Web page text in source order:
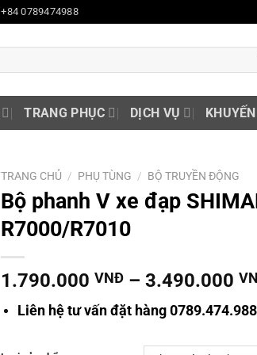
+84 0789474988
TRANG PHỤC DỊCH VỤ
TRANG CHỦ / PHỤ TÙNG / BỘ TRUYỀN ĐỘNG
Bộ phanh V xe đạp
R7000/R7010
1.790.000 VNĐ – 3.490.000
Liên hệ tư vấn đặt hàng